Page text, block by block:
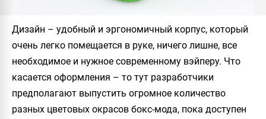
Дизайн – удобный и эргономичный корпус, который
очень легко помещается в руке, ничего лишне, все
необходимое и нужное современному вэйперу. Что
касается оформления – то тут разработчики
предполагают выпустить огромное количество
разных цветовых окрасов бокс-мода, пока доступен